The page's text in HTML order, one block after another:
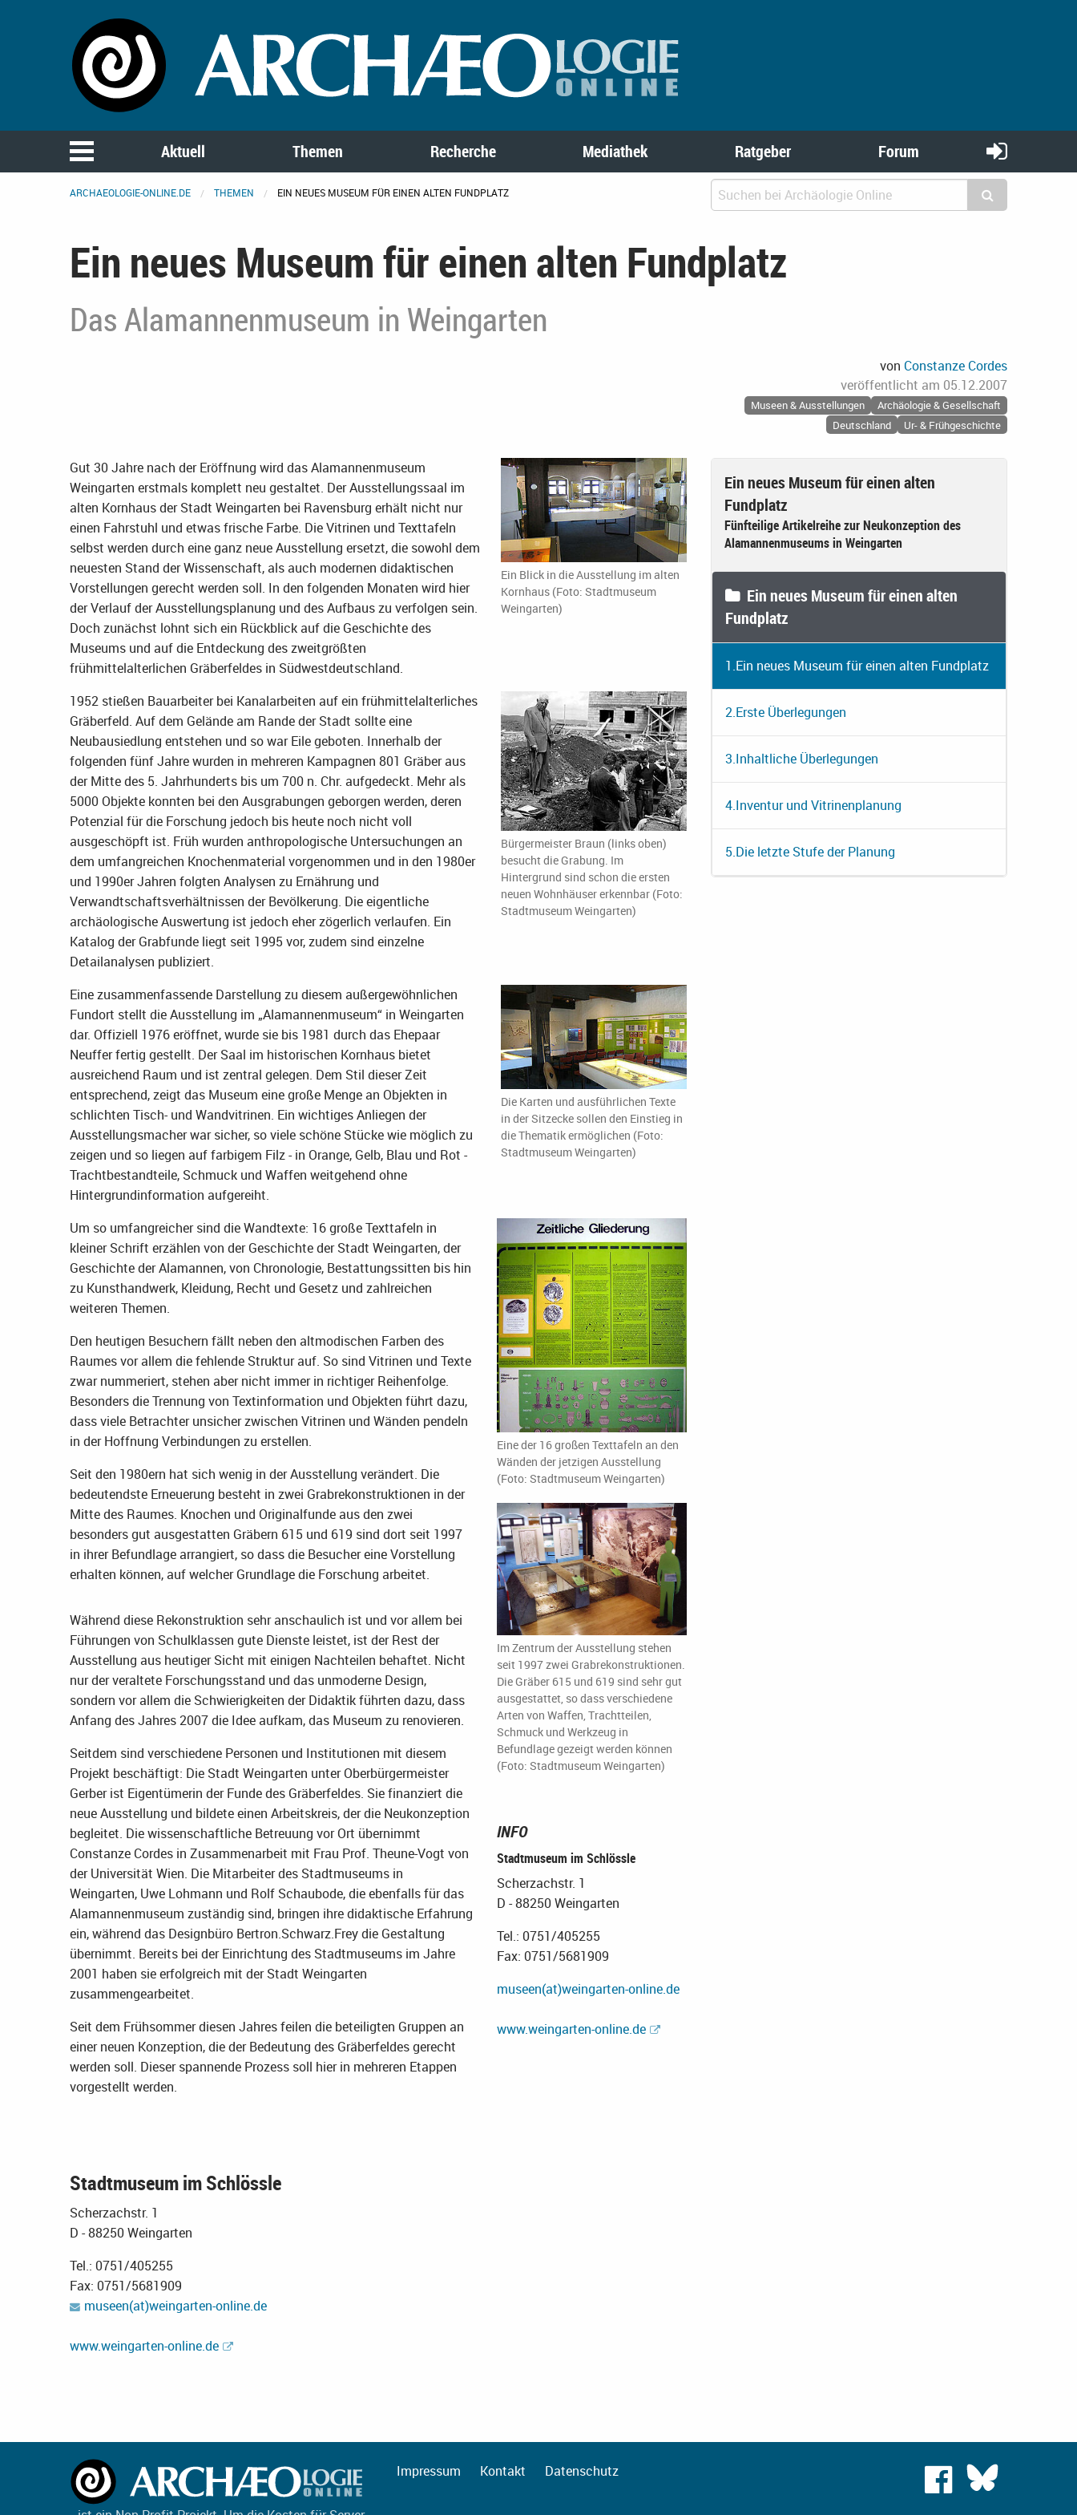
Aktuell Themen Recherche Mediathek Ratgeber Forum
ARCHAEOLOGIE-ONLINE.DE THEMEN EIN NEUES MUSEUM FÜR EINEN ALTEN FUNDPLATZ
Ein neues Museum für einen alten Fundplatz
Das Alamannenmuseum in Weingarten
von Constanze Cordes
veröffentlicht am 05.12.2007
Museen & Ausstellungen
Archäologie & Gesellschaft
Deutschland
Ur- & Frühgeschichte
Ein Blick in die Ausstellung im alten
Kornhaus (Foto: Stadtmuseum
Weingarten)
Gut 30 Jahre nach der Eröffnung wird das Alamannenmuseum
Weingarten erstmals komplett neu gestaltet. Der Ausstellungssaal im
alten Kornhaus der Stadt Weingarten bei Ravensburg erhält nicht nur
einen Fahrstuhl und etwas frische Farbe. Die Vitrinen und Texttafeln
selbst werden durch eine ganz neue Ausstellung ersetzt, die sowohl dem
neuesten Stand der Wissenschaft, als auch modernen didaktischen
Vorstellungen gerecht werden soll. In den folgenden Monaten wird hier
der Verlauf der Ausstellungsplanung und des Aufbaus zu verfolgen sein.
Doch zunächst lohnt sich ein Rückblick auf die Geschichte des
Museums und auf die Entdeckung des zweitgrößten
frühmittelalterlichen Gräberfeldes in Südwestdeutschland.
Bürgermeister Braun (links oben)
besucht die Grabung. Im
Hintergrund sind schon die ersten
neuen Wohnhäuser erkennbar (Foto:
Stadtmuseum Weingarten)
1952 stießen Bauarbeiter bei Kanalarbeiten auf ein frühmittelalterliches
Gräberfeld. Auf dem Gelände am Rande der Stadt sollte eine
Neubausiedlung entstehen und so war Eile geboten. Innerhalb der
folgenden fünf Jahre wurden in mehreren Kampagnen 801 Gräber aus
der Mitte des 5. Jahrhunderts bis um 700 n. Chr. aufgedeckt. Mehr als
5000 Objekte konnten bei den Ausgrabungen geborgen werden, deren
Potenzial für die Forschung jedoch bis heute noch nicht voll
ausgeschöpft ist. Früh wurden anthropologische Untersuchungen an
dem umfangreichen Knochenmaterial vorgenommen und in den 1980er
und 1990er Jahren folgten Analysen zu Ernährung und
Verwandtschaftsverhältnissen der Bevölkerung. Die eigentliche
archäologische Auswertung ist jedoch eher zögerlich verlaufen. Ein
Katalog der Grabfunde liegt seit 1995 vor, zudem sind einzelne
Detailanalysen publiziert.
Die Karten und ausführlichen Texte
in der Sitzecke sollen den Einstieg in
die Thematik ermöglichen (Foto:
Stadtmuseum Weingarten)
Eine zusammenfassende Darstellung zu diesem außergewöhnlichen
Fundort stellt die Ausstellung im „Alamannenmuseum“ in Weingarten
dar. Offiziell 1976 eröffnet, wurde sie bis 1981 durch das Ehepaar
Neuffer fertig gestellt. Der Saal im historischen Kornhaus bietet
ausreichend Raum und ist zentral gelegen. Dem Stil dieser Zeit
entsprechend, zeigt das Museum eine große Menge an Objekten in
schlichten Tisch- und Wandvitrinen. Ein wichtiges Anliegen der
Ausstellungsmacher war sicher, so viele schöne Stücke wie möglich zu
zeigen und so liegen auf farbigem Filz - in Orange, Gelb, Blau und Rot -
Trachtbestandteile, Schmuck und Waffen weitgehend ohne
Hintergrundinformation aufgereiht.
Um so umfangreicher sind die Wandtexte: 16 große Texttafeln in
kleiner Schrift erzählen von der Geschichte der Stadt Weingarten, der
Geschichte der Alamannen, von Chronologie, Bestattungssitten bis hin
zu Kunsthandwerk, Kleidung, Recht und Gesetz und zahlreichen
weiteren Themen.
Den heutigen Besuchern fällt neben den altmodischen Farben des
Raumes vor allem die fehlende Struktur auf. So sind Vitrinen und Texte
zwar nummeriert, stehen aber nicht immer in richtiger Reihenfolge.
Besonders die Trennung von Textinformation und Objekten führt dazu,
dass viele Betrachter unsicher zwischen Vitrinen und Wänden pendeln
in der Hoffnung Verbindungen zu erstellen.
Seit den 1980ern hat sich wenig in der Ausstellung verändert. Die
bedeutendste Erneuerung besteht in zwei Grabrekonstruktionen in der
Mitte des Raumes. Knochen und Originalfunde aus den zwei
besonders gut ausgestatten Gräbern 615 und 619 sind dort seit 1997
in ihrer Befundlage arrangiert, so dass die Besucher eine Vorstellung
erhalten können, auf welcher Grundlage die Forschung arbeitet.
Während diese Rekonstruktion sehr anschaulich ist und vor allem bei
Führungen von Schulklassen gute Dienste leistet, ist der Rest der
Ausstellung aus heutiger Sicht mit einigen Nachteilen behaftet. Nicht
nur der veraltete Forschungsstand und das unmoderne Design,
sondern vor allem die Schwierigkeiten der Didaktik führten dazu, dass
Anfang des Jahres 2007 die Idee aufkam, das Museum zu renovieren.
Seitdem sind verschiedene Personen und Institutionen mit diesem
Projekt beschäftigt: Die Stadt Weingarten unter Oberbürgermeister
Gerber ist Eigentümerin der Funde des Gräberfeldes. Sie finanziert die
neue Ausstellung und bildete einen Arbeitskreis, der die Neukonzeption
begleitet. Die wissenschaftliche Betreuung vor Ort übernimmt
Constanze Cordes in Zusammenarbeit mit Frau Prof. Theune-Vogt von
der Universität Wien. Die Mitarbeiter des Stadtmuseums in
Weingarten, Uwe Lohmann und Rolf Schaubode, die ebenfalls für das
Alamannenmuseum zuständig sind, bringen ihre didaktische Erfahrung
ein, während das Designbüro Bertron.Schwarz.Frey die Gestaltung
übernimmt. Bereits bei der Einrichtung des Stadtmuseums im Jahre
2001 haben sie erfolgreich mit der Stadt Weingarten
zusammengearbeitet.
Seit dem Frühsommer diesen Jahres feilen die beteiligten Gruppen an
einer neuen Konzeption, die der Bedeutung des Gräberfeldes gerecht
werden soll. Dieser spannende Prozess soll hier in mehreren Etappen
vorgestellt werden.
Stadtmuseum im Schlössle
Scherzachstr. 1
D - 88250 Weingarten
Tel.: 0751/405255
Fax: 0751/5681909
museen(at)weingarten-online.de
www.weingarten-online.de
Eine der 16 großen Texttafeln an den
Wänden der jetzigen Ausstellung
(Foto: Stadtmuseum Weingarten)
Im Zentrum der Ausstellung stehen
seit 1997 zwei Grabrekonstruktionen.
Die Gräber 615 und 619 sind sehr gut
ausgestattet, so dass verschiedene
Arten von Waffen, Trachtteilen,
Schmuck und Werkzeug in
Befundlage gezeigt werden können
(Foto: Stadtmuseum Weingarten)
INFO
Stadtmuseum im Schlössle
Scherzachstr. 1
D - 88250 Weingarten
Tel.: 0751/405255
Fax: 0751/5681909
museen(at)weingarten-online.de
www.weingarten-online.de
Ein neues Museum für einen alten
Fundplatz
Fünfteilige Artikelreihe zur Neukonzeption des
Alamannenmuseums in Weingarten
Ein neues Museum für einen alten
Fundplatz
1.Ein neues Museum für einen alten Fundplatz
2.Erste Überlegungen
3.Inhaltliche Überlegungen
4.Inventur und Vitrinenplanung
5.Die letzte Stufe der Planung
Impressum Kontakt Datenschutz